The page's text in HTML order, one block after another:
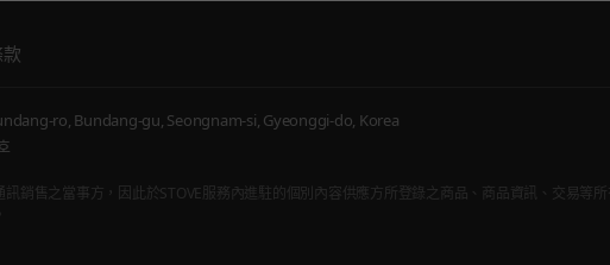
ro, Bundang-gu, Seongnam-si, Gyeonggi-do, Korea
銷售之當事方，因此於STOVE服務內進駐的個別內容供應方所登錄之商品、商品資訊、交易等